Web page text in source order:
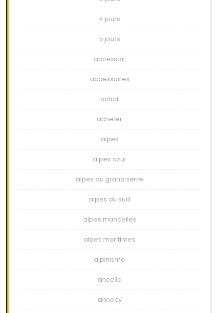
4 jours
5 jours
accessoir
accessoires
achat
acheter
alpes
alpes azur
alpes du grand serre
alpes du sud
alpes mancelles
alpes maritimes
alpinisme
ancelle
annecy